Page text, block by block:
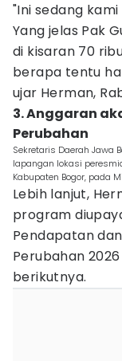
"Ini sedang
Yang jelas Pak
di kisaran 70
berapa tentu
ujar Herman,
3. Anggaran
Perubahan
Sekretaris Daerah Jawa
lapangan lokasi
Kabupaten Bogor, pada
Lebih lanjut,
program
Pendapatan
Perubahan
berikutnya.